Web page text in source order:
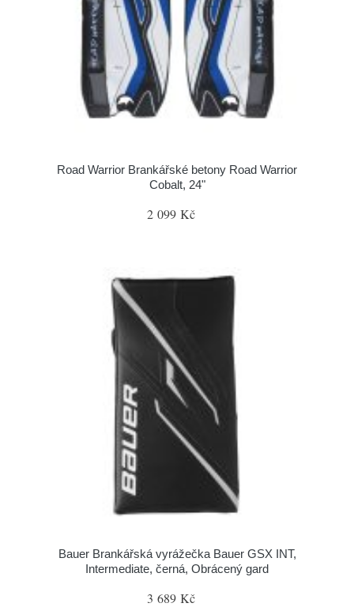
Road Warrior Brankářské betony Road Warrior
Cobalt, 24"
2 099 Kč
Bauer Brankářská vyrážečka Bauer GSX INT,
Intermediate, černá, Obrácený gard
3 689 Kč